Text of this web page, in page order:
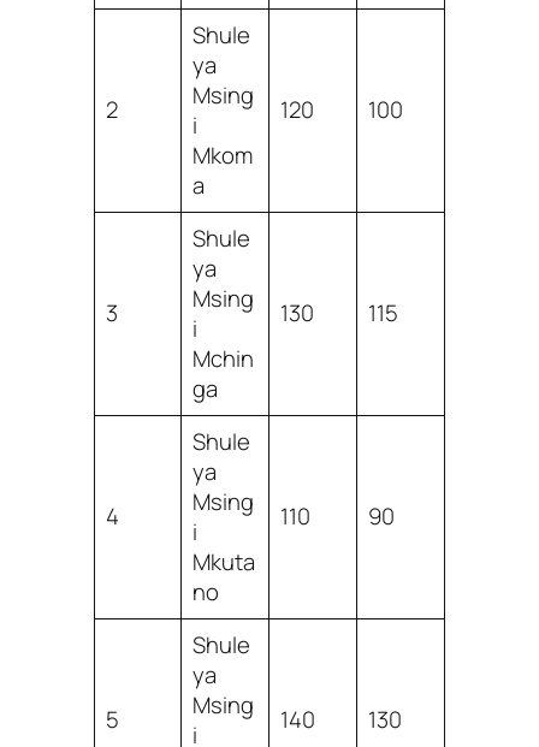
2
Shule
ya
Msing
i
Mkom
a
120 100
3
Shule
ya
Msing
i
Mchin
ga
130 115
4
Shule
ya
Msing
i
Mkuta
no
110 90
5
Shule
ya
Msing
i
140 130